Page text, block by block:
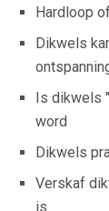
Hardloop
Dikwels
Is dikwels
word
Dikwels
Verskaf
is